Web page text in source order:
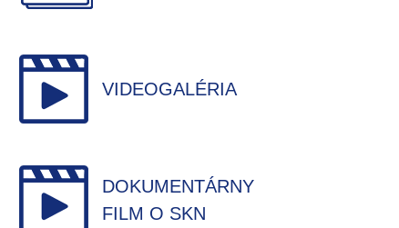
VIDEOGALÉRIA
DOKUMENTÁRNY
FILM O SKN